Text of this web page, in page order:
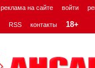
реклама на сайте войти
RSS контакты 18+